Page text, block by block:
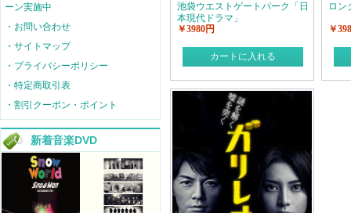
ーン実施中
・お問い合わせ
・サイトマップ
・プライバシーポリシー
・特定商取引表
・割引クーポン・ポイント
新着音楽DVD
池袋ウエストゲートパーク「日
本現代ドラマ」
￥3980円
カートに入れる
ロン
￥